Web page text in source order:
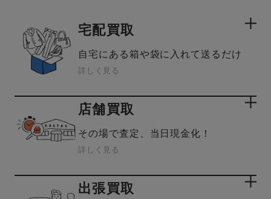
宅配買取
自宅にある箱や袋に入れて送るだけ
詳しく見る
店舗買取
その場で査定、当日現金化！
詳しく見る
出張買取